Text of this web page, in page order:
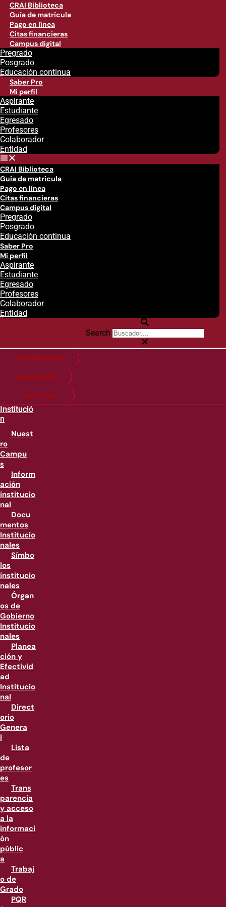
CRAI Biblioteca
Guía de matrícula
Pago en línea
Citas financieras
Campus digital
Pregrado
Posgrado
Educación continua
Saber Pro
Mi perfil
Aspirante
Estudiante
Egresado
Profesores
Colaborador
Entidad
CRAI Biblioteca
Guía de matrícula
Pago en línea
Citas financieras
Campus digital
Pregrado
Posgrado
Educación continua
Saber Pro
Mi perfil
Aspirante
Estudiante
Egresado
Profesores
Colaborador
Entidad
Search
Citas financieras
Guía de matricula
Pago en línea
Institució
n
Nuest
ro
Campu
s
Inform
ación
institucio
nal
Docu
mentos
Institucio
nales
Símbo
los
institucio
nales
Órgan
os de
Gobierno
Institucio
nales
Planea
ción y
Efectivid
ad
Institucio
nal
Direct
orio
Genera
l
Lista
de
profesor
es
Trans
parencia
y acceso
a la
informaci
ón
públic
a
Trabaj
o de
Grado
PQR